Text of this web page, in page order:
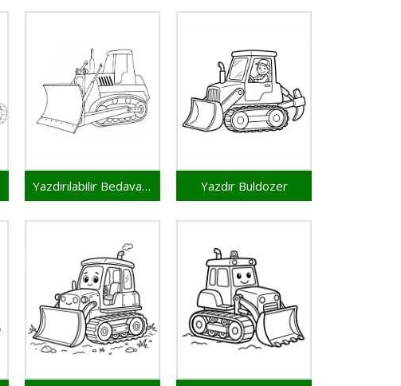
Yazdırılabilir Bedava Buldozer Yazdır Buldozer